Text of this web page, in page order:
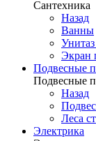
Сантехника
Назад
Ванны
Экран
Подвесные
Подвесные
Назад
Леса
Электрика